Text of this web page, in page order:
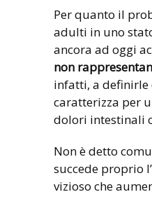
Per quanto il
adulti in uno
ancora ad oggi
non
infatti, a definirle
caratterizza per
dolori intestinali
Non è detto
succede proprio
vizioso che